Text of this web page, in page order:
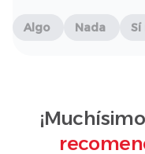
Algo Nada Sí